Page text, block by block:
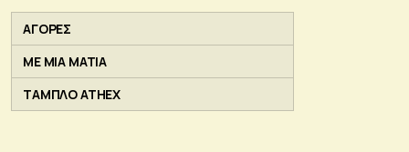
ΑΓΟΡΕΣ
ΜΕ ΜΙΑ ΜΑΤΙΑ
ΤΑΜΠΛΟ ATHEX